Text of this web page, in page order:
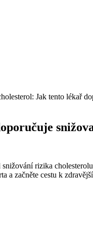
Jak tento lékař
rizika
a začněte cestu k